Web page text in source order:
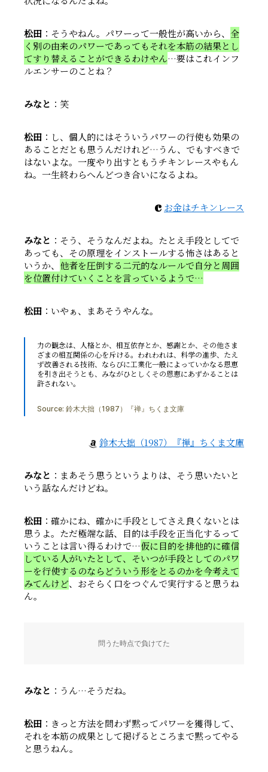
松田 ：そうやねん。パワーって一般性が高いから、 全
く別の由来のパワーであってもそれを本筋の結果とし
てすり替えることができるわけやん…要はこれインフ
ルエンサーのことね？
みなと ：笑
松田 ：し、個人的にはそういうパワーの行使も効果の
あることだとも思うんだけれど…うん、でもすべきで
はないよな。一度やり出すともうチキンレースやもん
ね。一生終わらへんどつき合いになるよね。
c お金はチキンレース
みなと ：そう、そうなんだよね。たとえ手段としてで
あっても、その原理をインストールする怖さはあると
いうか、 他者を圧倒する二元的なルールで自分と周囲
を位置付けていくことを言っているようで…
松田 ：いやぁ、まあそうやんな。
力の観念は、人格とか、相互依存とか、感謝とか、その他さま
ざまの相互関係の心を斥ける。われわれは、科学の進歩、たえ
ず改善される技術、ならびに工業化一般によっていかなる恩恵
を引き出そうとも、みながひとしくその恩恵にあずかることは
許されない。
Source: 鈴木大拙（1987）『禅』ちくま文庫
鈴木大拙（1987）『禅』ちくま文庫
みなと ：まあそう思うというよりは、そう思いたいと
いう話なんだけどね。
松田 ：確かにね、確かに手段としてさえ良くないとは
思うよ。ただ極端な話、目的は手段を正当化するって
いうことは言い得るわけで…仮に目的を排他的に確信
している人がいたとして、そいつが手段としてのパワ
ーを行使するのならどういう形をとるのかを今考えて
みてんけど、おそらく口をつぐんで実行すると思うね
ん。
問うた時点で負けてた
みなと ：うん…そうだね。
松田 ：きっと方法を問わず黙ってパワーを獲得して、
それを本筋の成果として掲げるところまで黙ってやる
と思うねん。